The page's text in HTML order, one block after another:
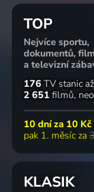
TOP
Nejvíce sportu,
dokumentů,
a televizní
176 TV stanic až
2 651 filmů
10 dní za 10 Kč
pak 1. měsíc za
KLASIK